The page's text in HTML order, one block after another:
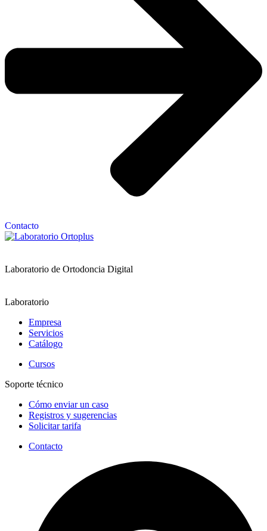
Contacto
Laboratorio de Ortodoncia Digital
Laboratorio
Empresa
Servicios
Catálogo
Cursos
Soporte técnico
Cómo enviar un caso
Registros y sugerencias
Solicitar tarifa
Contacto